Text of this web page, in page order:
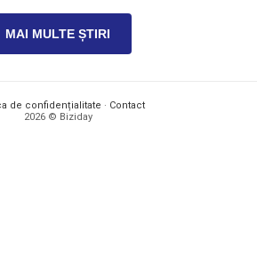
MAI MULTE ȘTIRI
de confidențialitate · Contact
2026 © Biziday